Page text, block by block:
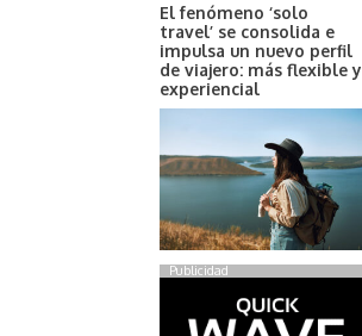
El fenómeno ‘solo
travel’ se consolida e
impulsa un nuevo perfil
de viajero: más flexible y
experiencial
Publicidad